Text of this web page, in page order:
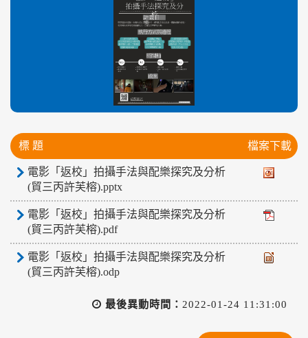
標 題 檔案下載
電影「返校」拍攝手法與配樂探究及分析
(貿三丙許芙榕).pptx
電影「返校」拍攝手法與配樂探究及分析
(貿三丙許芙榕).pdf
電影「返校」拍攝手法與配樂探究及分析
(貿三丙許芙榕).odp
最後異動時間： 2022-01-24 11:31:00